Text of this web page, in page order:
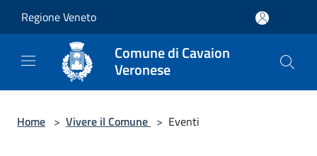
Regione Veneto
Comune di Cavaion
Veronese
Home > Vivere il Comune > Eventi